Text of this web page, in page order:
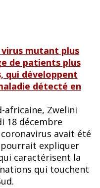
mutant plus
de patients plus
qui développent
détecté en
africaine, Zwelini
18 décembre
avait été
pourrait expliquer
caractérisent la
qui touchent